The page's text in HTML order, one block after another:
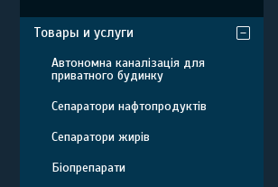
Товары и услуги
Автономна каналізація для
приватного будинку
Сепаратори нафтопродуктів
Сепаратори жирів
Біопрепарати